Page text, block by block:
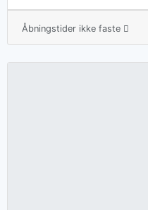
Åbningstider ikke faste